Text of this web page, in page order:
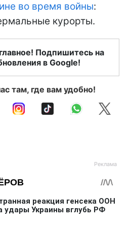
во время войны:
курорты.
Подпишитесь на
в Google!
там, где вам удобно!